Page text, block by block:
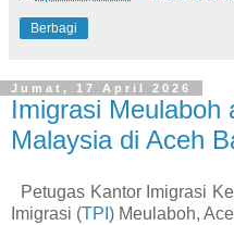
Berbagi
Jumat, 17 April 2026
Imigrasi Meulaboh
Malaysia di Aceh
Petugas Kantor Imigrasi
Imigrasi (TPI ) Meulaboh,